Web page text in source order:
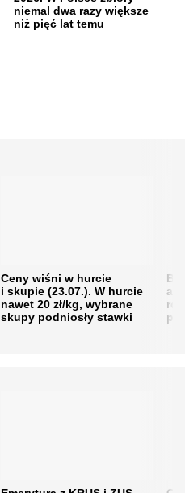
niemal dwa razy większe
niż pięć lat temu
Ceny wiśni w hurcie
i skupie (23.07.). W hurcie
nawet 20 zł/kg, wybrane
skupy podniosły stawki